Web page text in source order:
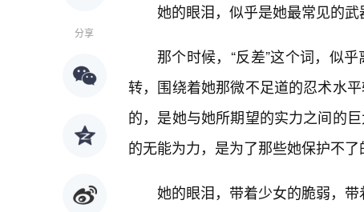
分享
她的眼泪，似乎是她最常见的武
那个时候，“反差”这个词，似
转，围绕着她那微不足道的忍术水
的，是她与她所期望的实力之间的
的无能为力，是为了那些她保护不了
她的眼泪，带着少女的脆弱，带